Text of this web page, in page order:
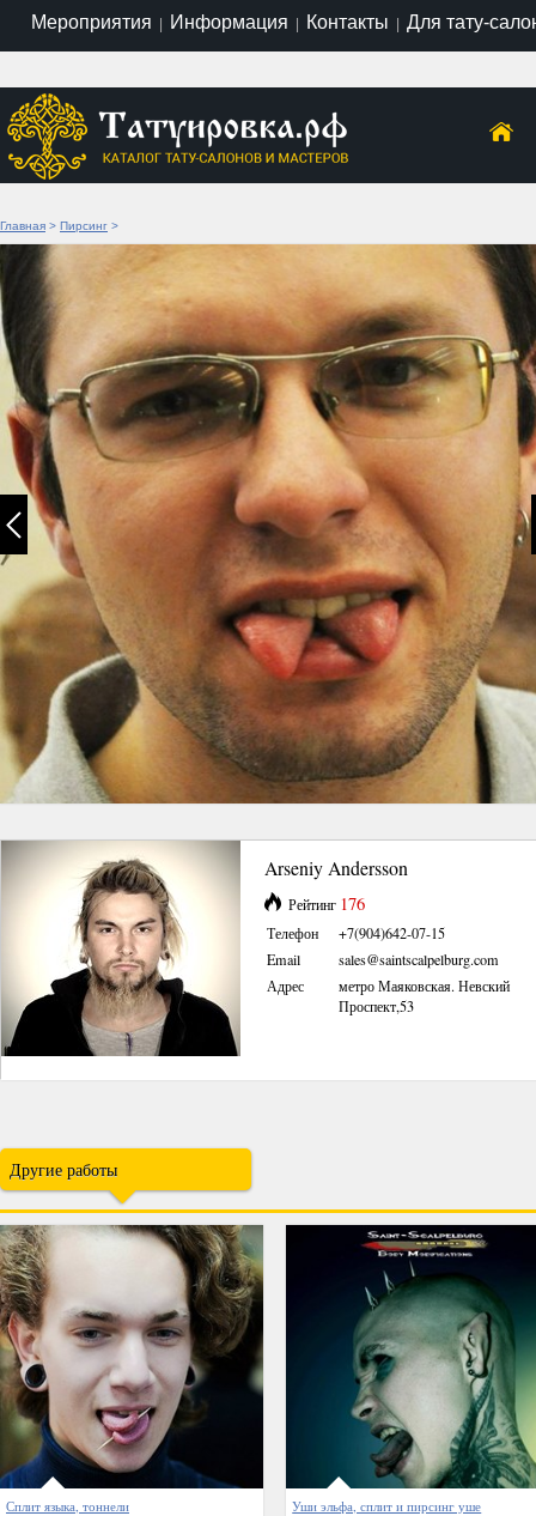
Мероприятия | Информация | Контакты | Для тату-
Главная > Пирсинг >
Arseniy Andersson
Рейтинг 176
Телефон
+7(904)642-07-15
Email
sales@saintscalpelburg.com
Адрес
метро Маяковская. Невский
Проспект,53
Другие работы
Сплит языка, тоннели Уши эльфа, сплит и пирсинг уше